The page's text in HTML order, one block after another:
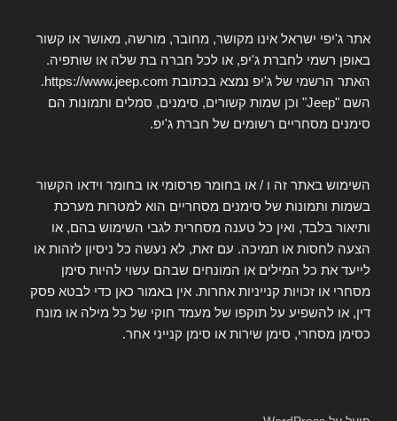
אתר ג'יפי ישראל אינו מקושר, מחובר, מורשה, מאושר או קשור
באופן רשמי לחברת ג'יפ, או לכל חברה בת שלה או שותפיה.
האתר הרשמי של ג'יפ נמצא בכתובת https://www.jeep.com.
השם "Jeep" וכן שמות קשורים, סימנים, סמלים ותמונות הם
סימנים מסחריים רשומים של חברת ג'יפ.
השימוש באתר זה ו / או בחומר פרסומי או בחומר וידאו הקשור
בשמות ותמונות של סימנים מסחריים הוא למטרות מערכת
ותיאור בלבד, ואין כל טענה מסחרית לגבי השימוש בהם, או
הצעה לחסות או תמיכה. עם זאת, לא נעשה כל ניסיון לזהות או
לייעד את כל המילים או המונחים שבהם עשוי להיות סימן
מסחרי או זכויות קנייניות אחרות. אין באמור כאן כדי לבטא פסק
דין, או להשפיע על תוקפו של מעמד חוקי של כל מילה או מונח
כסימן מסחרי, סימן שירות או סימן קנייני אחר.